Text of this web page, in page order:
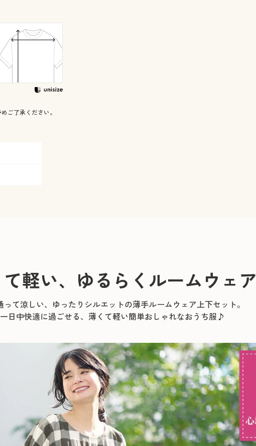
ご了承ください。
軽い、ゆるらくルームウェア
って涼しい、ゆったりシルエットの薄手ルームウェア上下セット。
一日中快適に過ごせる、薄くて軽い簡単おしゃれなおうち服♪